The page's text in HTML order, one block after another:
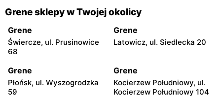
Grene sklepy w Twojej okolicy
Grene
Świercze, ul. Prusinowice
68
Grene
Latowicz, ul. Siedlecka 20
Grene
Płońsk, ul. Wyszogrodzka
59
Grene
Kocierzew Południowy, ul.
Kocierzew Południowy 104